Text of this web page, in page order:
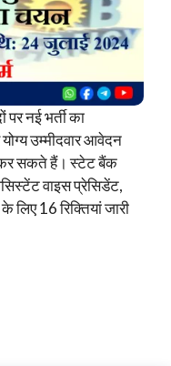
नई भर्ती का
उम्मीदवार आवेदन
सकते हैं। स्टेट बैंक
वाइस प्रेसिडेंट,
16 रिक्तियां जारी